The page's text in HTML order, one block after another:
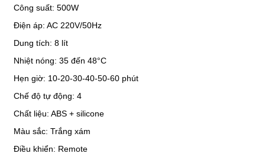
Công suất: 500W
Điện áp: AC 220V/50Hz
Dung tích: 8 lít
Nhiệt nóng: 35 đến 48°C
Hẹn giờ: 10-20-30-40-50-60 phút
Chế độ tự động: 4
Chất liệu: ABS + silicone
Màu sắc: Trắng xám
Điều khiển: Remote